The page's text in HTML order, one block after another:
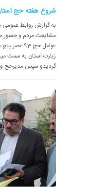
شروع هفته حج
به گزارش روابط عمومی
مشایعت مردم و حضور
زیارت استان به سمت
گردیدو سپس مدیرحج